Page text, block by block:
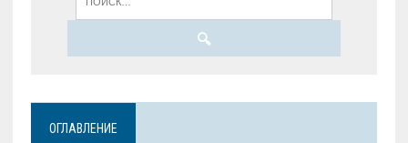
ОГЛАВЛЕНИЕ